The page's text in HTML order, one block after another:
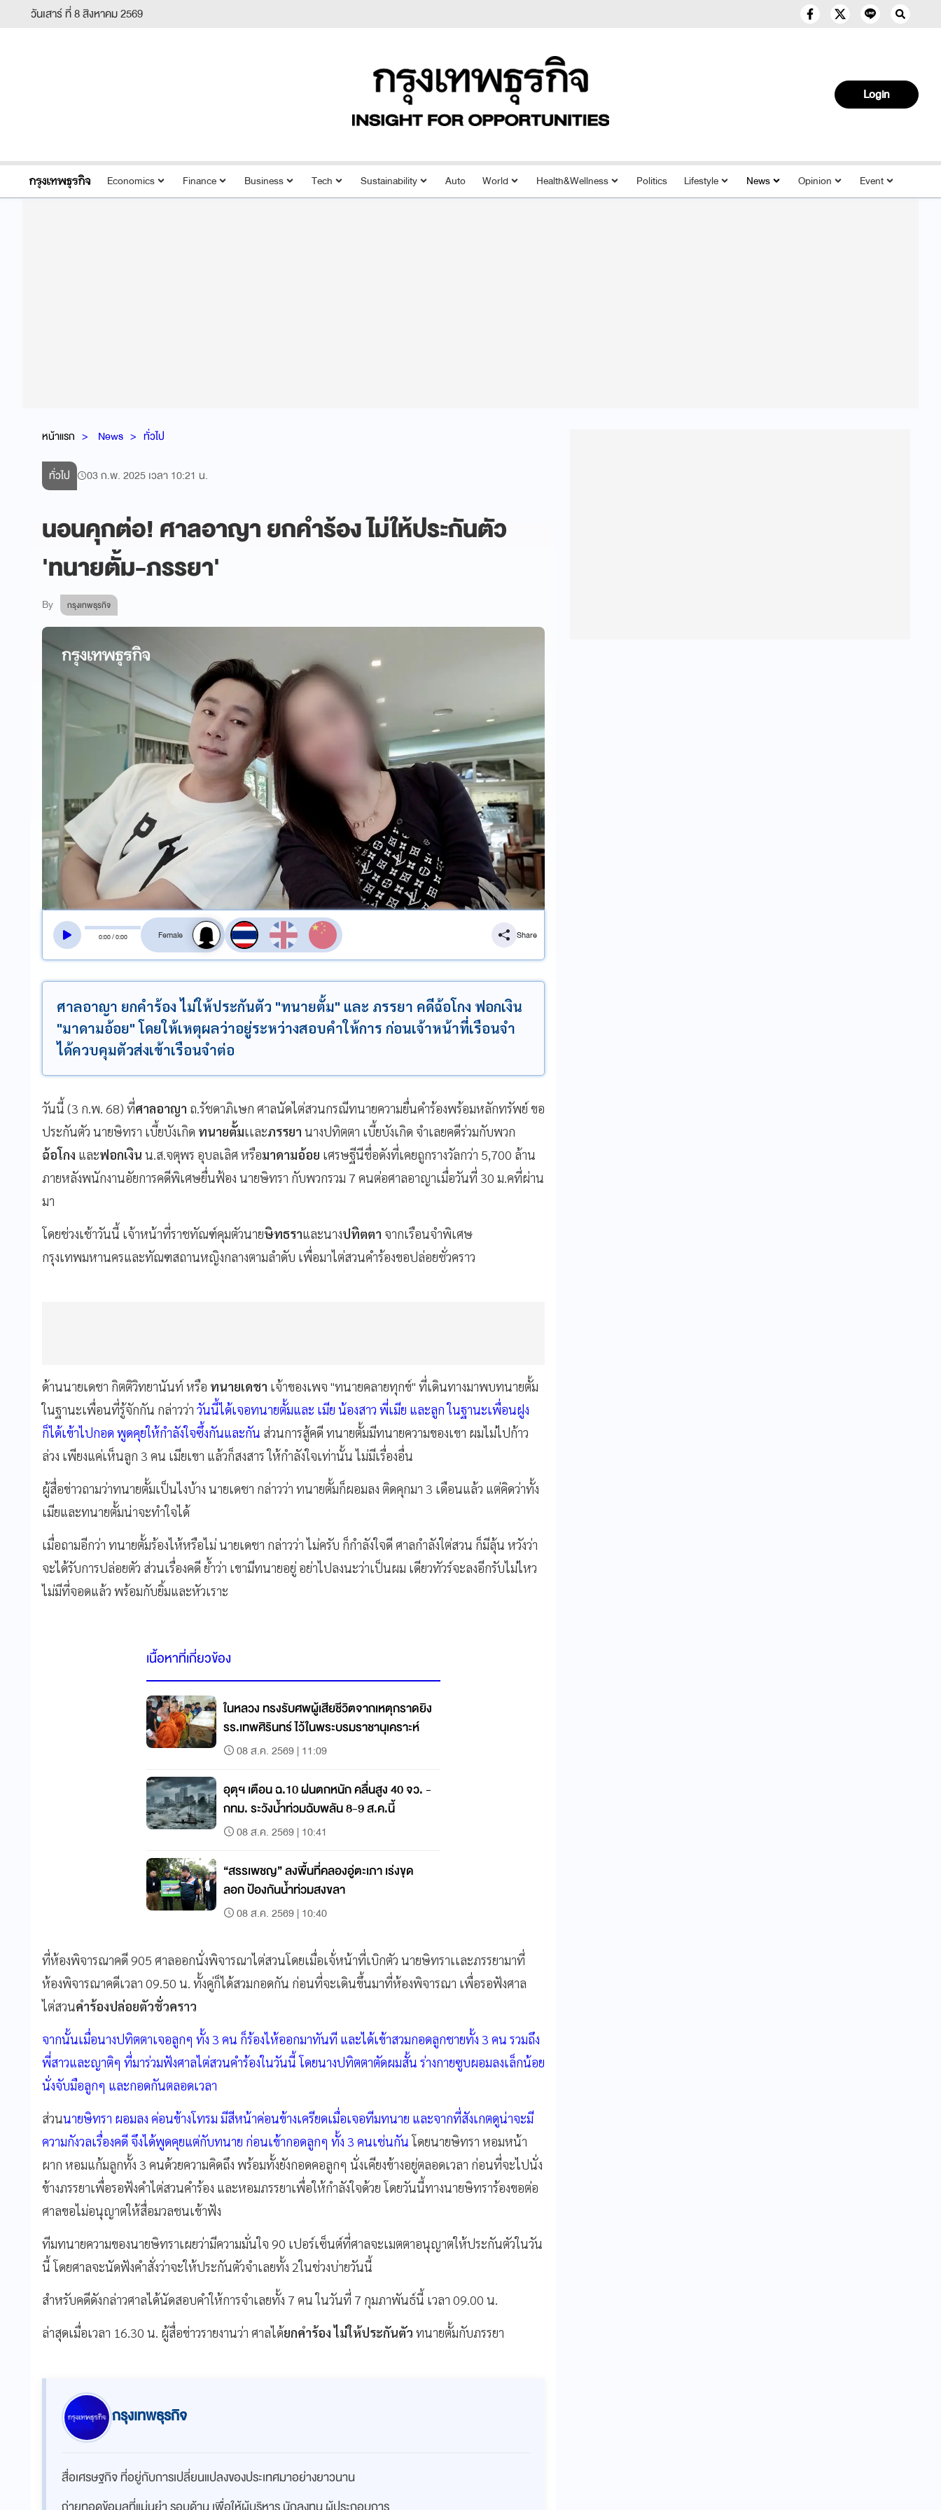
วันเสาร์ ที่ 8 สิงหาคม 2569
Login
Economics Finance Business Tech Sustainability Auto World Health&Wellness Politics Lifestyle News Opinion Event
หน้าแรก News ทั่วไป
ทั่วไป 03 ก.พ. 2025 เวลา 10:21 น.
นอนคุกต่อ! ศาลอาญา ยกคำร้อง ไม่ให้ประกันตัว
'ทนายตั้ม-ภรรยา'
By กรุงเทพธุรกิจ
0:00/0:00
สลับเสียงอ่าน
Share
ศาลอาญา ยกคำร้อง ไม่ให้ประกันตัว "ทนายตั้ม" และ ภรรยา คดีฉ้อโกง ฟอกเงิน
"มาดามอ้อย" โดยให้เหตุผลว่าอยู่ระหว่างสอบคำให้การ ก่อนเจ้าหน้าที่เรือนจำ
ได้ควบคุมตัวส่งเข้าเรือนจำต่อ
วันนี้ (3 ก.พ. 68) ที่ศาลอาญา ถ.รัชดาภิเษก ศาลนัดไต่สวนกรณีทนายความยื่นคำร้องพร้อมหลักทรัพย์ ขอ
ประกันตัว นายษิทรา เบี้ยบังเกิด ทนายตั้มเเละภรรยา นางปทิตตา เบี้ยบังเกิด จำเลยคดีร่วมกับพวก
ฉ้อโกง และฟอกเงิน น.ส.จตุพร อุบลเลิศ หรือมาดามอ้อย เศรษฐีนีชื่อดังที่เคยถูกรางวัลกว่า 5,700 ล้าน
ภายหลังพนักงานอัยการคดีพิเศษยื่นฟ้อง นายษิทรา กับพวกรวม 7 คนต่อศาลอาญาเมื่อวันที่ 30 ม.คที่ผ่าน
มา
โดยช่วงเช้าวันนี้ เจ้าหน้าที่ราชทัณฑ์คุมตัวนายษิทธราและนางปทิตตา จากเรือนจำพิเศษ
กรุงเทพมหานครและทัณฑสถานหญิงกลางตามลำดับ เพื่อมาไต่สวนคำร้องขอปล่อยชั่วคราว
ด้านนายเดชา กิตติวิทยานันท์ หรือ ทนายเดชา เจ้าของเพจ "ทนายคลายทุกข์" ที่เดินทางมาพบทนายตั้ม
ในฐานะเพื่อนที่รู้จักกัน กล่าวว่า วันนี้ได้เจอทนายตั้มและ เมีย น้องสาว พี่เมีย และลูก ในฐานะเพื่อนฝูง
ก็ได้เข้าไปกอด พูดคุยให้กำลังใจซึ้งกันและกัน ส่วนการสู้คดี ทนายตั้มมีทนายความของเขา ผมไม่ไปก้าว
ล่วง เพียงแค่เห็นลูก 3 คน เมียเขา แล้วก็สงสาร ให้กำลังใจเท่านั้น ไม่มีเรื่องอื่น
ผู้สื่อข่าวถามว่าทนายตั้มเป็นไงบ้าง นายเดชา กล่าวว่า ทนายตั้มก็ผอมลง ติดคุกมา 3 เดือนแล้ว แต่คิดว่าทั้ง
เมียและทนายตั้มน่าจะทำใจได้
เมื่อถามอีกว่า ทนายตั้มร้องไห้หรือไม่ นายเดชา กล่าวว่า ไม่ครับ ก็กำลังใจดี ศาลกำลังใต่สวน ก็มีลุ้น หวังว่า
จะได้รับการปล่อยตัว ส่วนเรื่องคดี ย้ำว่า เขามีทนายอยู่ อย่าไปลงนะว่าเป็นผม เดียวทัวร์จะลงอีกรับไม่ไหว
ไม่มีที่จอดแล้ว พร้อมกับยิ้มและหัวเราะ
เนื้อหาที่เกี่ยวข้อง
ในหลวง ทรงรับศพผู้เสียชีวิตจากเหตุกราดยิง
รร.เทพศิรินทร์ ไว้ในพระบรมราชานุเคราะห์
08 ส.ค. 2569 | 11:09
อุตุฯ เตือน ฉ.10 ฝนตกหนัก คลื่นสูง 40 จว. -
กทม. ระวังน้ำท่วมฉับพลัน 8-9 ส.ค.นี้
08 ส.ค. 2569 | 10:41
“สรรเพชญ” ลงพื้นที่คลองอู่ตะเภา เร่งขุด
ลอก ป้องกันน้ำท่วมสงขลา
08 ส.ค. 2569 | 10:40
ที่ห้องพิจารณาคดี 905 ศาลออกนั่งพิจารณาไต่สวนโดยเมื่อเจ้่หน้าที่เบิกตัว นายษิทราเเละภรรยามาที่
ห้องพิจารณาคดีเวลา 09.50 น. ทั้งคู่ก็ได้สวมกอดกัน ก่อนที่จะเดินขึ้นมาที่ห้องพิจารณา เพื่อรอฟังศาล
ไต่สวนคำร้องปล่อยตัวชั่วคราว
จากนั้นเมื่อนางปทิตตาเจอลูกๆ ทั้ง 3 คน ก็ร้องไห้ออกมาทันที และได้เข้าสวมกอดลูกชายทั้ง 3 คน รวมถึง
พี่สาวและญาติๆ ที่มาร่วมฟังศาลไต่สวนคำร้องในวันนี้ โดยนางปทิตตาตัดผมสั้น ร่างกายซูบผอมลงเล็กน้อย
นั่งจับมือลูกๆ และกอดกันตลอดเวลา
ส่วนนายษิทรา ผอมลง ค่อนข้างโทรม มีสีหน้าค่อนข้างเครียดเมื่อเจอทีมทนาย และจากที่สังเกตดูน่าจะมี
ความกังวลเรื่องคดี จึงได้พูดคุยแต่กับทนาย ก่อนเข้ากอดลูกๆ ทั้ง 3 คนเช่นกันโดยนายษิทรา หอมหน้า
ผาก หอมแก้มลูกทั้ง 3 คนด้วยความคิดถึง พร้อมทั้งยังกอดคอลูกๆ นั่งเคียงข้างอยู่ตลอดเวลา ก่อนที่จะไปนั่ง
ข้างภรรยาเพื่อรอฟังคำไต่สวนคำร้อง และหอมภรรยาเพื่อให้กำลังใจด้วย โดยวันนี้ทางนายษิทราร้องขอต่อ
ศาลขอไม่อนุญาตให้สื่อมวลชนเข้าฟัง
ทีมทนายความของนายษิทราเผยว่ามีความมั่นใจ 90 เปอร์เซ็นต์ที่ศาลจะเมตตาอนุญาตให้ประกันตัวในวัน
นี้ โดยศาลจะนัดฟังคำสั่งว่าจะให้ประกันตัวจำเลยทั้ง 2ในช่วงบ่ายวันนี้
สำหรับคดีดังกล่าวศาลได้นัดสอบคำให้การจำเลยทั้ง 7 คน ในวันที่ 7 กุมภาพันธ์นี้ เวลา 09.00 น.
ล่าสุดเมื่อเวลา 16.30 น. ผู้สื่อข่าวรายงานว่า ศาลได้ยกคำร้อง ไม่ให้ประกันตัว ทนายตั้มกับภรรยา
กรุงเทพธุรกิจ
สื่อเศรษฐกิจ ที่อยู่กับการเปลี่ยนแปลงของประเทศมาอย่างยาวนาน